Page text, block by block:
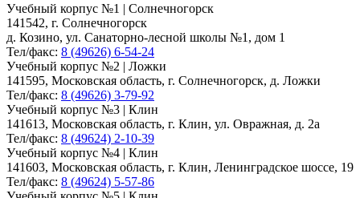
Учебный корпус №1 | Солнечногорск
141542, г. Солнечногорск
д. Козино, ул. Санаторно-лесной школы №1, дом 1
Тел/факс: 8 (49626) 6-54-24
Учебный корпус №2 | Ложки
141595, Московская область, г. Солнечногорск, д. Ложки
Тел/факс: 8 (49626) 3-79-92
Учебный корпус №3 | Клин
141613, Московская область, г. Клин, ул. Овражная, д. 2а
Тел/факс: 8 (49624) 2-10-39
Учебный корпус №4 | Клин
141603, Московская область, г. Клин, Ленинградское шоссе, 19
Тел/факс: 8 (49624) 5-57-86